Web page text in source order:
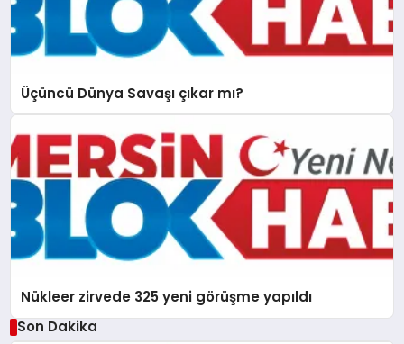
Üçüncü Dünya Savaşı çıkar mı?
Nükleer zirvede 325 yeni görüşme yapıldı
Son Dakika